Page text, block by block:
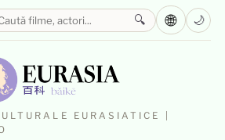
EURASIATICE |
🔍 🌐 🌙